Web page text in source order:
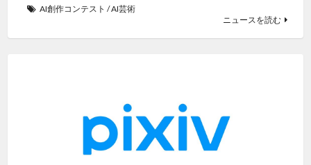
AI創作コンテスト /AI芸術
ニュースを読む